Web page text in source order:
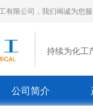
有限公司，我们竭诚为您
持续为化工
公司简介